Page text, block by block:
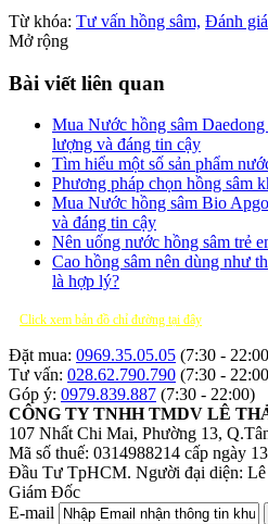
Từ khóa: Tư vấn hồng sâm, Đánh
Mở rộng
Bài viết liên quan
Mua Nước hồng sâm
lượng và đáng tin cậy
Tìm hiểu một số sản phẩm
Phương pháp chọn hồng sâm
Mua Nước hồng sâm Bio
và đáng tin cậy
Nên uống nước hồng sâm trẻ
Cao hồng sâm nên dùng như
là hợp lý?
Click xem bản đồ chỉ đường tại đây
Đặt mua: 0969.35.05.05 (7:30 -
Tư vấn: 028.62.790.790 (7:30 -
Góp ý: 0979.839.887 (7:30 - 22:00)
CÔNG TY TNHH TMDV LÊ
107 Nhất Chi Mai, Phường 13,
Mã số thuế: 0314988214 cấp ngày
Đầu Tư TpHCM. Người đại diện:
Giám Đốc
E-mail